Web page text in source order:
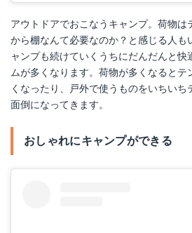
アウトドアでおこなうキャンプ。荷物は
から棚なんて必要なのか？と感じる人も
ャンプも続けていくうちにだんだんと快
ムが多くなります。荷物が多くなるとテ
くなったり、戸外で使うものをいちいち
面倒になってきます。
おしゃれにキャンプができる